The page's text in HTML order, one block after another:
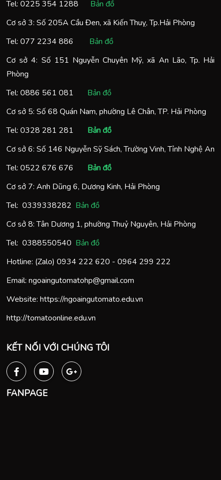
Tel: 0225 354 1288
Bản đồ
Cơ sở 3: Số 205A Cầu Đen, xã Kiến Thuỵ, Tp.Hải Phòng
Tel: 077 2234 886
Bản đồ
Cơ sở 4: Số 151 Nguyễn Chuyên Mỹ, xã An Lão, Tp. Hải
Phòng
Tel: 0886 561 081
Bản đồ
Cơ sở 5: Số 68 Quán Nam, phường Lê Chân, TP. Hải Phòng
Tel: 0328 281 281
Bản đồ
Cơ sở 6: Số 146 Nguyễn Sỹ Sách, Trường Vinh, Tỉnh Nghệ An
Tel: 0522 676 676
Bản đồ
Cơ sở 7: Anh Dũng 6, Dương Kinh, Hải Phòng
Tel: 0339338282 Bản đồ
Cơ sở 8: Tân Dương 1, phường Thuỷ Nguyên, Hải Phòng
Tel: 0388550540 Bản đồ
Hotline: (Zalo) 0934 222 620 - 0964 299 222
Email: ngoaingutomatohp@gmail.com
Website: https://ngoaingutomato.edu.vn
http://tomatoonline.edu.vn
KẾT NỐI VỚI CHÚNG TÔI
FANPAGE